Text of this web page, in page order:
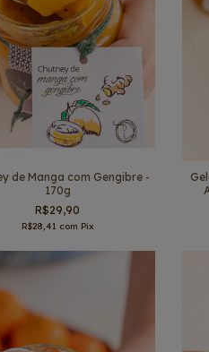
de Manga com Gengibre -
170g
R$29,90
R$28,41 com Pix